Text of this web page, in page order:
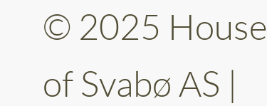
© 2025 House
of Svabø AS |